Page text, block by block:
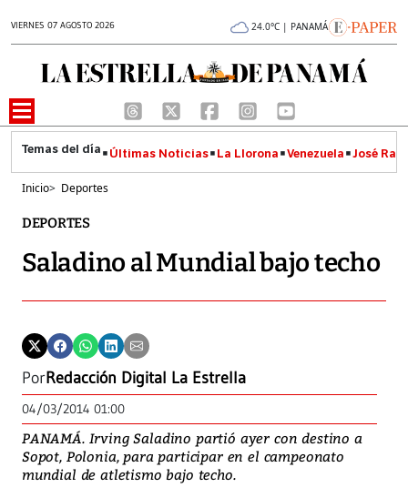
VIERNES 07 AGOSTO 2026 24.0°C | PANAMÁ
Últimas Noticias La Llorona Venezuela José
Inicio> Deportes
DEPORTES
Saladino al Mundial bajo techo
PorRedacción Digital La Estrella
04/03/2014 01:00
PANAMÁ. Irving Saladino partió ayer con destino a
Sopot, Polonia, para participar en el campeonato
mundial de atletismo bajo techo.